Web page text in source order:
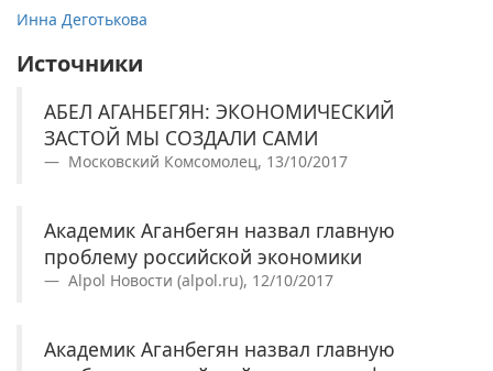
Инна Деготькова
Источники
АБЕЛ АГАНБЕГЯН: ЭКОНОМИЧЕСКИЙ
ЗАСТОЙ МЫ СОЗДАЛИ САМИ
Московский Комсомолец, 13/10/2017
Академик Аганбегян назвал главную
проблему российской экономики
Alpol Новости (alpol.ru), 12/10/2017
Академик Аганбегян назвал главную